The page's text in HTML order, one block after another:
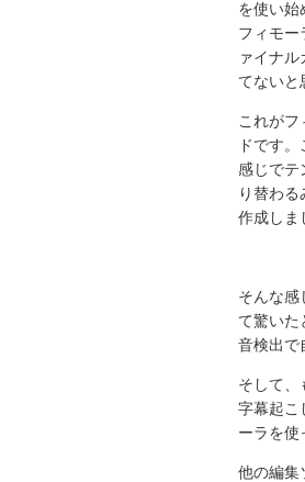
を使い始
フィモー
ァイナ
てないと
これが
ドです
感じでテ
り替わ
作成しま
そんな感
て驚いた
音検出で
そして、
字幕起こ
ーラを使
他の編集